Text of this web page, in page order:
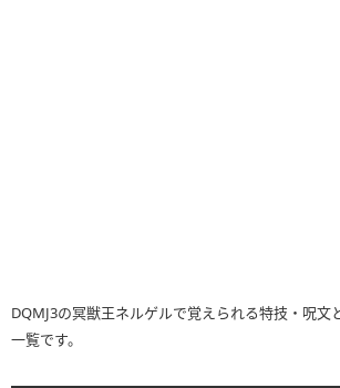
DQMJ3の冥獣王ネルゲルで覚えられる特技・呪文
一覧です。